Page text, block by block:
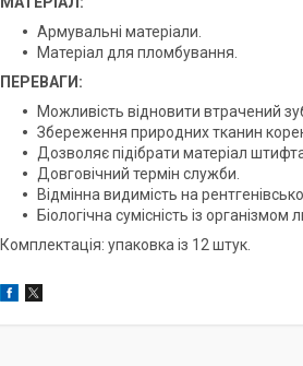
Армувальні матеріали.
Матеріал для пломбування.
ПЕРЕВАГИ:
Можливість відновити втрачений
Збереження природних тканин
Дозволяє підібрати матеріал
Довговічний термін служби.
Відмінна видимість на
Біологічна сумісність із організмом
Комплектація: упаковка із 12 штук.